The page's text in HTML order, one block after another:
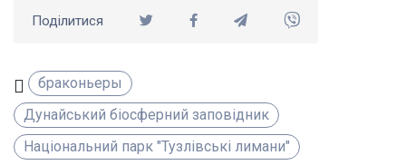
Поділитися
браконьеры
Дунайський біосферний заповідник
Національний парк "Тузлівські лимани"